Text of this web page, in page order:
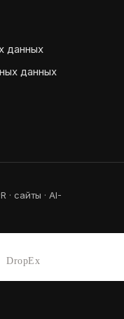
данных
данных
· сайты · AI-
DropEx